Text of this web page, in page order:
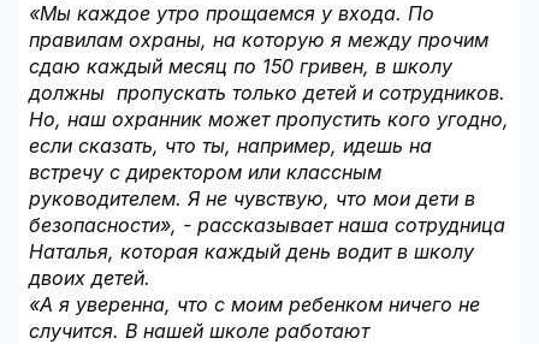
«Мы каждое утро прощаемся у входа. По
правилам охраны, на которую я между прочим
сдаю каждый месяц по 150 гривен, в школу
должны пропускать только детей и сотрудников.
Но, наш охранник может пропустить кого угодно,
если сказать, что ты, например, идешь на
встречу с директором или классным
руководителем. Я не чувствую, что мои дети в
безопасности», - рассказывает наша сотрудница
Наталья, которая каждый день водит в школу
двоих детей.
«А я уверенна, что с моим ребенком ничего не
случится. В нашей школе работают